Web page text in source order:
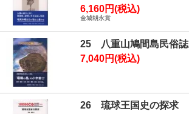
6,160円(税込)
金城朝永賞
25 八重山鳩間島民俗誌
7,040円(税込)
26 琉球王国史の探求